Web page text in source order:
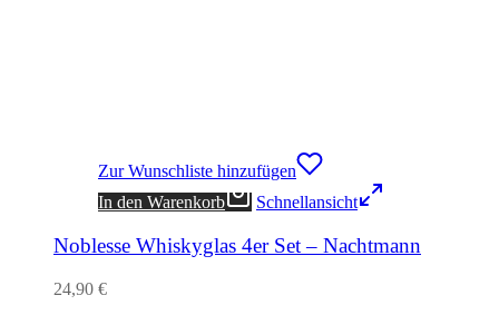
Zur Wunschliste hinzufügen
In den Warenkorb
Schnellansicht
Noblesse Whiskyglas 4er Set – Nachtmann
24,90 €